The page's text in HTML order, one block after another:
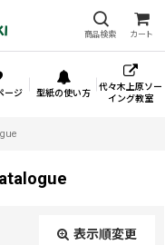
商品検索 カート
ージ 型紙の使い方
代々木上原ソー
イング教室
表示順変更